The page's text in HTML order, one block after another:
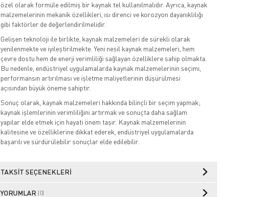
özel olarak formüle edilmiş bir kaynak tel kullanılmalıdır. Ayrıca, kaynak
malzemelerinin mekanik özellikleri, ısı direnci ve korozyon dayanıklılığı
gibi faktörler de değerlendirilmelidir.
Gelişen teknoloji ile birlikte, kaynak malzemeleri de sürekli olarak
yenilenmekte ve iyileştirilmekte. Yeni nesil kaynak malzemeleri, hem
çevre dostu hem de enerji verimliliği sağlayan özelliklere sahip olmakta.
Bu nedenle, endüstriyel uygulamalarda kaynak malzemelerinin seçimi,
performansın artırılması ve işletme maliyetlerinin düşürülmesi
açısından büyük öneme sahiptir.
Sonuç olarak, kaynak malzemeleri hakkında bilinçli bir seçim yapmak;
kaynak işlemlerinin verimliliğini artırmak ve sonuçta daha sağlam
yapılar elde etmek için hayati önem taşır. Kaynak malzemelerinin
kalitesine ve özelliklerine dikkat ederek, endüstriyel uygulamalarda
başarılı ve sürdürülebilir sonuçlar elde edilebilir.
TAKSIT SEÇENEKLERI
YORUMLAR (0)